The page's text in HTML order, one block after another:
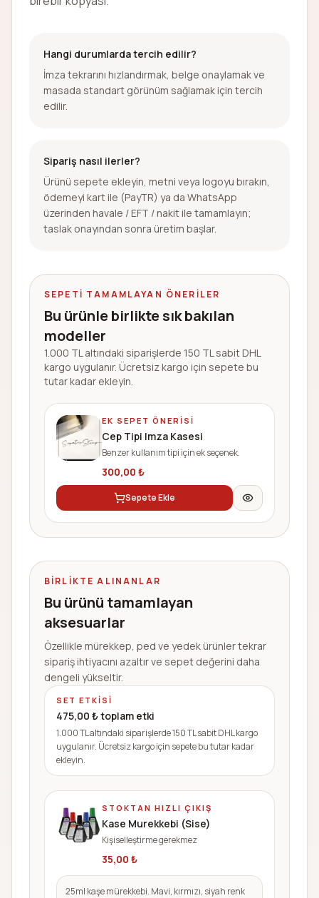
Hangi durumlarda tercih edilir?
İmza tekrarını hızlandırmak, belge onaylamak ve
masada standart görünüm sağlamak için tercih
edilir.
Sipariş nasıl ilerler?
Ürünü sepete ekleyin, metni veya logoyu bırakın,
ödemeyi kart ile (PayTR) ya da WhatsApp
üzerinden havale / EFT / nakit ile tamamlayın;
taslak onayından sonra üretim başlar.
SEPETI TAMAMLAYAN ÖNERILER
Bu ürünle birlikte sık bakılan
modeller
1.000 TL altındaki siparişlerde 150 TL sabit DHL
kargo uygulanır. Ücretsiz kargo için sepete bu
tutar kadar ekleyin.
EK SEPET ÖNERISI
Cep Tipi Imza Kasesi
Benzer kullanım tipi için ek seçenek.
300,00 ₺
Sepete Ekle
BIRLIKTE ALINANLAR
Bu ürünü tamamlayan
aksesuarlar
Özellikle mürekkep, ped ve yedek ürünler tekrar
sipariş ihtiyacını azaltır ve sepet değerini daha
dengeli yükseltir.
SET ETKISI
475,00 ₺ toplam etki
1.000 TL altındaki siparişlerde 150 TL sabit DHL kargo
uygulanır. Ücretsiz kargo için sepete bu tutar kadar
ekleyin.
STOKTAN HIZLI ÇIKIŞ
Kase Murekkebi (Sise)
Kişiselleştirme gerekmez
35,00 ₺
25ml kaşe mürekkebi. Mavi, kırmızı, siyah renk